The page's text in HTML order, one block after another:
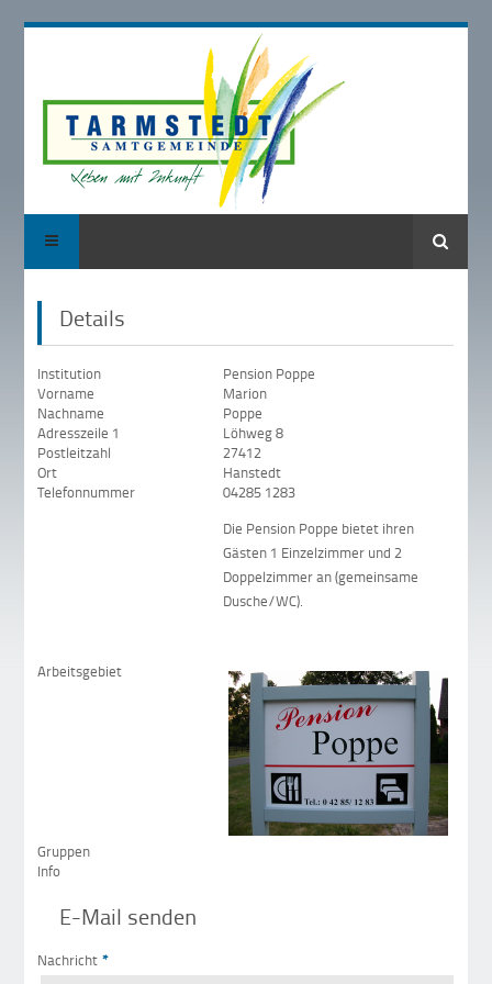
Suche
Details
Institution
Pension Poppe
Vorname
Marion
Nachname
Poppe
Adresszeile 1
Löhweg 8
Postleitzahl
27412
Ort
Hanstedt
Telefonnummer
04285 1283
Arbeitsgebiet
Die Pension Poppe bietet ihren
Gästen 1 Einzelzimmer und 2
Doppelzimmer an (gemeinsame
Dusche/WC).
Gruppen
Info
E-Mail senden
Nachricht *